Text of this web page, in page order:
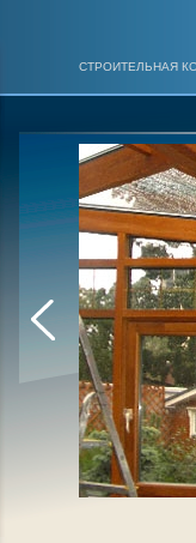
СТРОИТЕЛЬНАЯ